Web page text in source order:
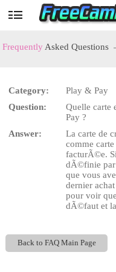
User
Frequently Asked Questions
Category:
Play & Pay
Question:
Quelle carte
Pay ?
Answer:
La carte de
comme
facturÃ©e.
dÃ©finie par
que vous
dernier
pour voir
dÃ©faut et
Back to FAQ Main Page